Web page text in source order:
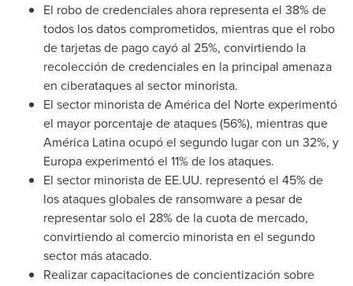
El robo de credenciales ahora representa el 38% de
todos los datos comprometidos, mientras que el robo
de tarjetas de pago cayó al 25%, convirtiendo la
recolección de credenciales en la principal amenaza
en ciberataques al sector minorista.
El sector minorista de América del Norte experimentó
el mayor porcentaje de ataques (56%), mientras que
América Latina ocupó el segundo lugar con un 32%, y
Europa experimentó el 11% de los ataques.
El sector minorista de EE.UU. representó el 45% de
los ataques globales de ransomware a pesar de
representar solo el 28% de la cuota de mercado,
convirtiendo al comercio minorista en el segundo
sector más atacado.
Realizar capacitaciones de concientización sobre